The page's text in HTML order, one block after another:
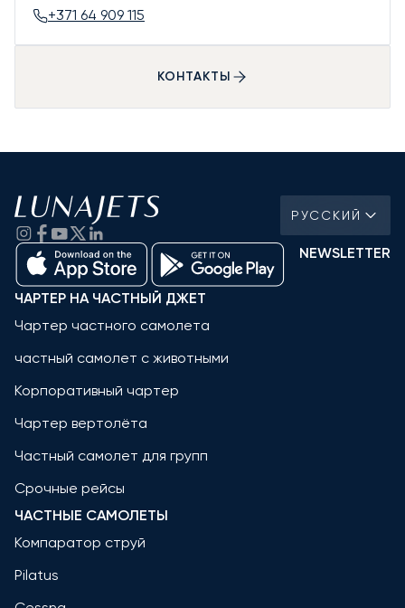
+371 64 909 115
КОНТАКТЫ
РУССКИЙ
NEWSLETTER
ЧАРТЕР НА ЧАСТНЫЙ ДЖЕТ
Чартер частного самолета
частный самолет с животными
Корпоративный чартер
Чартер вертолёта
Частный самолет для групп
Срочные рейсы
ЧАСТНЫЕ САМОЛЕТЫ
Компаратор струй
Pilatus